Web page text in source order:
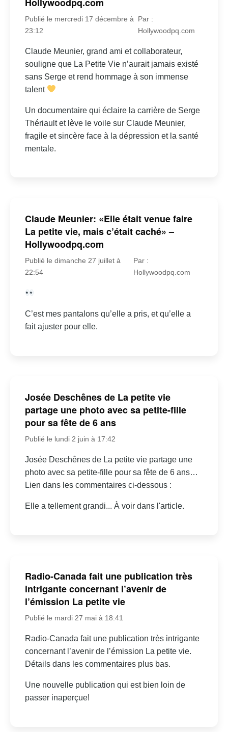
Publié le mercredi 17 décembre à
23:12
Par :
Hollywoodpq.com
Claude Meunier, grand ami et collaborateur,
souligne que La Petite Vie n’aurait jamais existé
sans Serge et rend hommage à son immense
talent
Un documentaire qui éclaire la carrière de Serge
Thériault et lève le voile sur Claude Meunier,
fragile et sincère face à la dépression et la santé
mentale.
Claude Meunier: «Elle était venue faire
La petite vie, mais c’était caché» –
Hollywoodpq.com
Publié le dimanche 27 juillet à
22:54
Par :
Hollywoodpq.com
C’est mes pantalons qu’elle a pris, et qu’elle a
fait ajuster pour elle.
Josée Deschênes de La petite vie
partage une photo avec sa petite-fille
pour sa fête de 6 ans
Publié le lundi 2 juin à 17:42
Josée Deschênes de La petite vie partage une
photo avec sa petite-fille pour sa fête de 6 ans…
Lien dans les commentaires ci-dessous :
Elle a tellement grandi... À voir dans l'article.
Radio-Canada fait une publication très
intrigante concernant l’avenir de
l’émission La petite vie
Publié le mardi 27 mai à 18:41
Radio-Canada fait une publication très intrigante
concernant l’avenir de l’émission La petite vie.
Détails dans les commentaires plus bas.
Une nouvelle publication qui est bien loin de
passer inaperçue!